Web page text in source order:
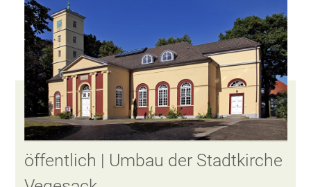
öffentlich | Umbau der Stadtkirche